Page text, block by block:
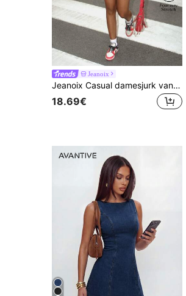
Jeanoix
Jeanoix Casual damesjurk van denim met ronde hals en open design, geschikt voor dates en uitjes.
18.69€